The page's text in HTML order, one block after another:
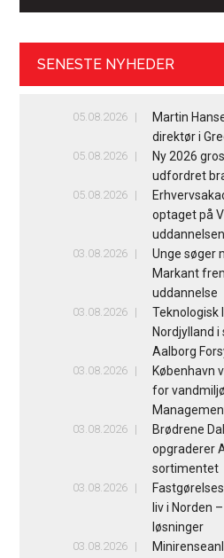
SENESTE NYHEDER
05.08.2026
Martin
direktør i
05.08.2026
Ny 2026
udfordret
05.08.2026
optaget på
uddannelsen
03.08.2026
Unge søger
Markant
uddannelse
03.08.2026
Teknologisk
Nordjylland
Aalborg
03.08.2026
København
for
03.08.2026
Brødrene
opgraderer
sortimentet
03.08.2026
liv i Norden
løsninger
03.08.2026